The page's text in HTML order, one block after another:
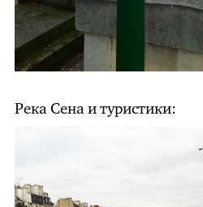
Река Сена и туристики: